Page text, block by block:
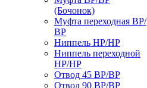
(Бочонок)
Муфта переходная ВР/
ВР
Ниппель НР/НР
Ниппель переходной
НР/НР
Отвод 45 ВР/ВР
Отвод 90 ВР/ВР